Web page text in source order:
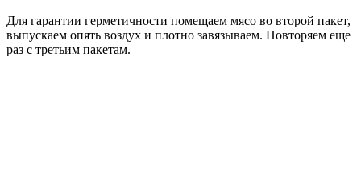
Для гарантии герметичности помещаем мясо во второй пакет,
выпускаем опять воздух и плотно завязываем. Повторяем еще
раз с третьим пакетам.